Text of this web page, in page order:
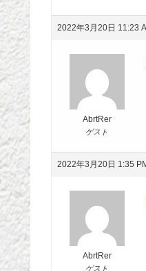
2022年3月20日 11:23
AbrtRer
ゲスト
2022年3月20日 1:35
AbrtRer
ゲスト